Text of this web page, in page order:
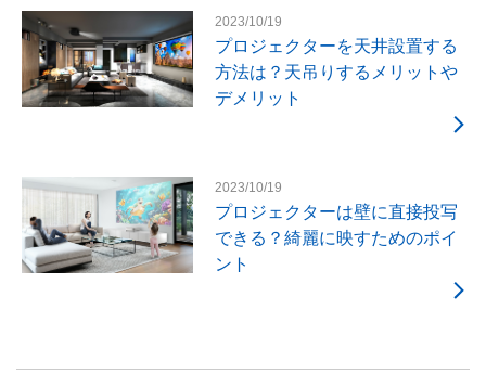
2023/10/19
プロジェクターを天井設置する
方法は？天吊りするメリットや
デメリット
2023/10/19
プロジェクターは壁に直接投写
できる？綺麗に映すためのポイ
ント